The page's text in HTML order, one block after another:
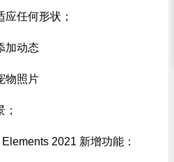
任何形状；
加动态
物照片
2021 新增功能：